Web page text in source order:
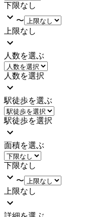
下限なし
〜
上限なし
人数を選ぶ
人数を選択
駅徒歩を選ぶ
駅徒歩を選択
面積を選ぶ
下限なし
〜
上限なし